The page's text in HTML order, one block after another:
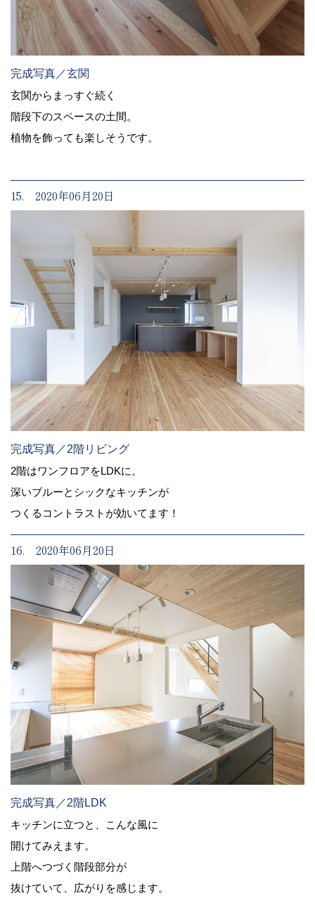
完成写真／玄関
玄関からまっすぐ続く
階段下のスペースの土間。
植物を飾っても楽しそうです。
15. 2020年06月20日
完成写真／2階リビング
2階はワンフロアをLDKに。
深いブルーとシックなキッチンが
つくるコントラストが効いてます！
16. 2020年06月20日
完成写真／2階LDK
キッチンに立つと、こんな風に
開けてみえます。
上階へつづく階段部分が
抜けていて、広がりを感じます。